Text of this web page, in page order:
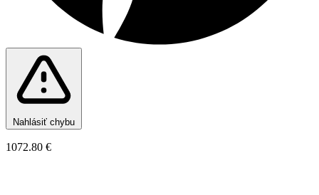
Nahlásiť chybu
1072.80 €